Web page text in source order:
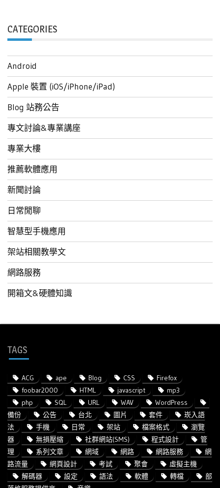
CATEGORIES
Android
Apple 裝置 (iOS/iPhone/iPad)
Blog 站務公告
專文討論&專業講座
專業大樓
推薦軟體應用
新聞討論
日常閒聊
智慧型手機應用
架站相關教學文
網路服務
開箱文&硬體知識
TAGS
ACG ape Blog CSS
Firefox
foobar2000
HTML javascript
mp3
php
SQL URL WAV
WordPress
備份
公告 台北 圖片 套件
崁入語
法
手機 日常 架站 檔案格式
瀏覽
器
無損壓縮 社群網站(SMS) 程式設計
管
理
系列文章 網域 網路 網路服務
網
路流量
網頁設計 考試 聚會
虛擬主機
解碼器
設定 語法 軟體 轉檔
部